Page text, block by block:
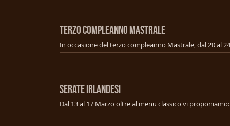
TERZO COMPLEANNO MASTRALE
SERATE IRLANDESI